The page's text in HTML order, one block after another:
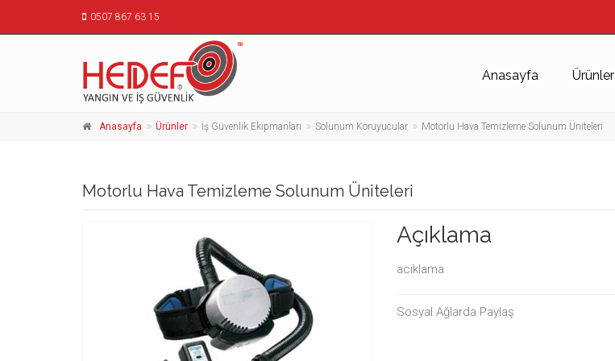
0507 867 63 15
Anasayfa Ürünler
Anasayfa Ürünler İş Güvenlik Ekipmanları Solunum Koruyucular Motorlu Hava Temizleme Solunum Üniteleri
Motorlu Hava Temizleme Solunum Üniteleri
Açıklama
aciklama
Sosyal Ağlarda Paylaş